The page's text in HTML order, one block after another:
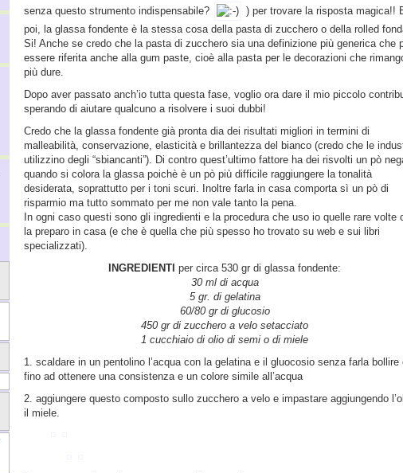
senza questo strumento indispensabile?
) per trovare la risposta magica!!
poi, la glassa fondente è la stessa cosa della pasta di zucchero o della rolled
Si! Anche se credo che la pasta di zucchero sia una definizione più generica che
essere riferita anche alla gum paste, cioè alla pasta per le decorazioni che
più dure.
Dopo aver passato anch’io tutta questa fase, voglio ora dare il mio piccolo
sperando di aiutare qualcuno a risolvere i suoi dubbi!
Credo che la glassa fondente già pronta dia dei risultati migliori in termini di
malleabilità, conservazione, elasticità e brillantezza del bianco (credo che le
utilizzino degli “sbiancanti”). Di contro quest’ultimo fattore ha dei risvolti un pò
quando si colora la glassa poichè è un pò più difficile raggiungere la tonalità
desiderata, soprattutto per i toni scuri. Inoltre farla in casa comporta sì un pò di
risparmio ma tutto sommato per me non vale tanto la pena.
In ogni caso questi sono gli ingredienti e la procedura che uso io quelle rare volte
la preparo in casa (e che è quella che più spesso ho trovato su web e sui libri
specializzati).
INGREDIENTI per circa 530 gr di glassa fondente:
30 ml di acqua
5 gr. di gelatina
60/80 gr di glucosio
450 gr di zucchero a velo setacciato
1 cucchiaio di olio di semi o di miele
1. scaldare in un pentolino l’acqua con la gelatina e il gluocosio senza farla bollire
fino ad ottenere una consistenza e un colore simile all’acqua
2. aggiungere questo composto sullo zucchero a velo e impastare aggiungendo
il miele.